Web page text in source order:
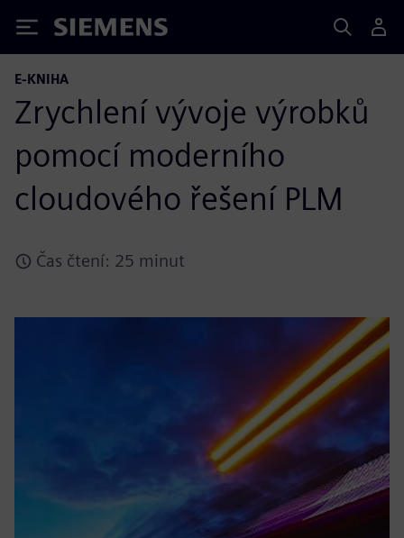
Siemens
E-KNIHA
Zrychlení vývoje výrobků
pomocí moderního
cloudového řešení PLM
Čas čtení: 25 minut